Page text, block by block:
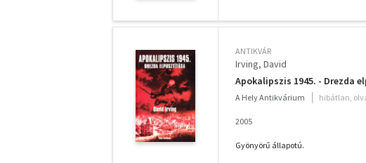
ANTIKVÁR
Irving, David
Apokalipszis 1945. - Drezda
A Hely Antikvárium hibátlan,
2005
Gyönyörű állapotú.